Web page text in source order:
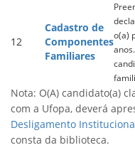
12
Cadastro de
Componentes
Familiares
o(a)
Nota: O(A) candidato(a)
com a Ufopa, deverá
Desligamento
consta da biblioteca.